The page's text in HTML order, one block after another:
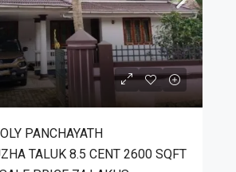
PANCHAYATH
TALUK 8.5 CENT 2600 SQFT